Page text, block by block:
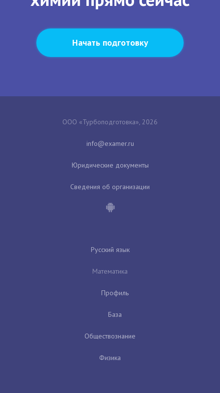
Начать подготовку
ООО «Турбоподготовка», 2026
Юридические документы
Сведения об организации
Русский язык
Математика
Профиль
База
Обществознание
Физика